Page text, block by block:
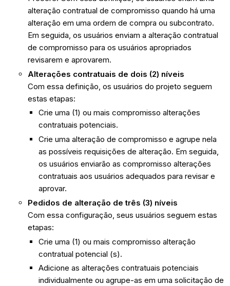
alteração contratual de compromisso quando há uma
alteração em uma ordem de compra ou subcontrato.
Em seguida, os usuários enviam a alteração contratual
de compromisso para os usuários apropriados
revisarem e aprovarem.
Alterações contratuais de dois (2) níveis
Com essa definição, os usuários do projeto seguem
estas etapas:
Crie uma (1) ou mais compromisso alterações
contratuais potenciais.
Crie uma alteração de compromisso e agrupe nela
as possíveis requisições de alteração. Em seguida,
os usuários enviarão as compromisso alterações
contratuais aos usuários adequados para revisar e
aprovar.
Pedidos de alteração de três (3) níveis
Com essa configuração, seus usuários seguem estas
etapas:
Crie uma (1) ou mais compromisso alteração
contratual potencial (s).
Adicione as alterações contratuais potenciais
individualmente ou agrupe-as em uma solicitação de